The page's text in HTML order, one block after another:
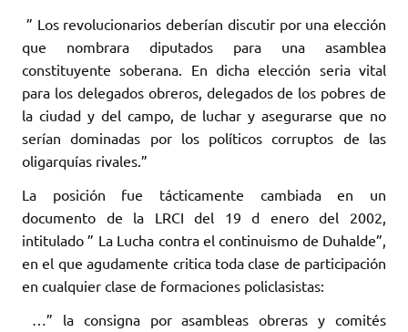
” Los revolucionarios deberían discutir por una elección
que nombrara diputados para una asamblea
constituyente soberana. En dicha elección seria vital
para los delegados obreros, delegados de los pobres de
la ciudad y del campo, de luchar y asegurarse que no
serían dominadas por los políticos corruptos de las
oligarquías rivales.”
La posición fue tácticamente cambiada en un
documento de la LRCI del 19 d enero del 2002,
intitulado ” La Lucha contra el continuismo de Duhalde”,
en el que agudamente critica toda clase de participación
en cualquier clase de formaciones policlasistas:
…” la consigna por asambleas obreras y comités